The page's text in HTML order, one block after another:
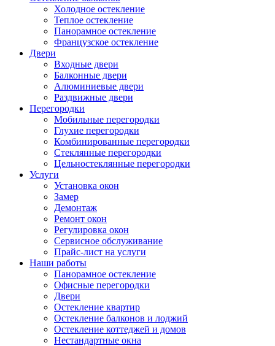
Холодное остекление
Теплое остекление
Панорамное остекление
Французское остекление
Двери
Входные двери
Балконные двери
Алюминиевые двери
Раздвижные двери
Перегородки
Мобильные перегородки
Глухие перегородки
Комбинированные перегородки
Стеклянные перегородки
Цельностеклянные перегородки
Услуги
Установка окон
Замер
Демонтаж
Ремонт окон
Регулировка окон
Сервисное обслуживание
Прайс-лист на услуги
Наши работы
Панорамное остекление
Офисные перегородки
Двери
Остекление квартир
Остекление балконов и лоджий
Остекление коттеджей и домов
Нестандартные окна